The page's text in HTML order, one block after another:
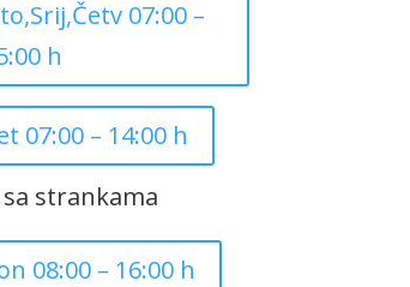
07:00 –
h
07:00 – 14:00 h
sa strankama
08:00 – 16:00 h